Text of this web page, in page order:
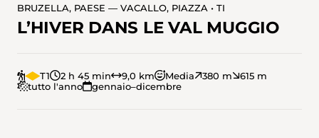
BRUZELLA, PAESE — VACALLO, PIAZZA • TI
L’HIVER DANS LE VAL MUGGIO
T1 2 h 45 min 9,0 km Media 380 m
615 m
tutto l'anno
gennaio–dicembre